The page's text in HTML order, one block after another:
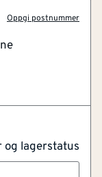
og lagerstatus
Oppgi postnummer
0,6 0,8 mm
kuttmotstand